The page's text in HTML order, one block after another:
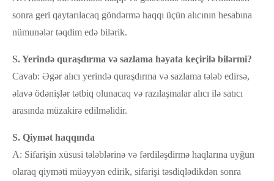
sonra geri qaytarılacaq göndərmə haqqı üçün alıcının hesabına
nümunələr təqdim edə bilərik.
S. Yerində quraşdırma və sazlama həyata keçirilə bilərmi?
Cavab: Əgər alıcı yerində quraşdırma və sazlama tələb edirsə,
əlavə ödənişlər tətbiq olunacaq və razılaşmalar alıcı ilə satıcı
arasında müzakirə edilməlidir.
S. Qiymət haqqında
A: Sifarişin xüsusi tələblərinə və fərdiləşdirmə haqlarına uyğun
olaraq qiyməti müəyyən edirik, sifarişi təsdiqlədikdən sonra